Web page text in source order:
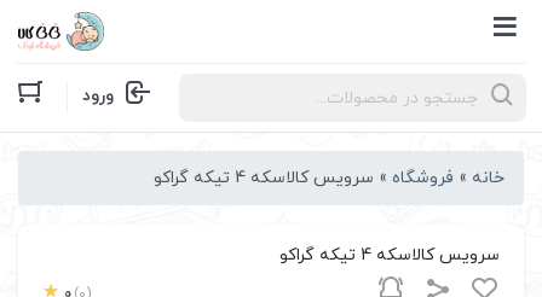
Products
search ورود
خانه » فروشگاه » سرویس کالاسکه 4 تیکه گراکو
سرویس کالاسکه 4 تیکه گراکو